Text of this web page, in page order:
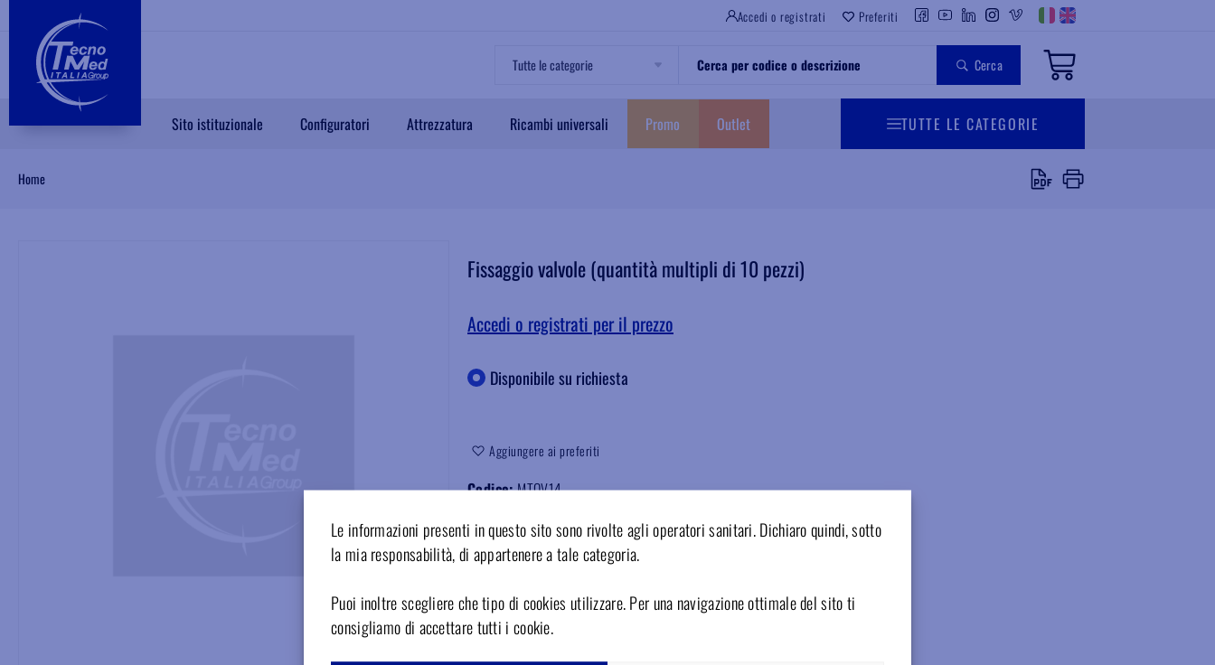
Le informazioni presenti in questo sito sono rivolte agli operatori sanitari. Dichiaro quindi, sotto
la mia responsabilità, di appartenere a tale categoria.
Puoi inoltre scegliere che tipo di cookies utilizzare. Per una navigazione ottimale del sito ti
consigliamo di accettare tutti i cookie.
Accedi o registrati Preferiti
Cerca
Sito istituzionale Configuratori Attrezzatura Ricambi universali Promo Outlet TUTTE LE CATEGORIE
Home
Fissaggio valvole (quantità multipli di 10 pezzi)
Accedi o registrati per il prezzo
Disponibile su richiesta
Aggiungere ai preferiti
Codice:MTOV14